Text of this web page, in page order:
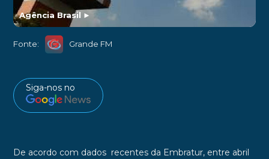
Agência Brasil ►
Fonte: Grande FM
Siga-nos no
De acordo com dados recentes da Embratur, entre abril